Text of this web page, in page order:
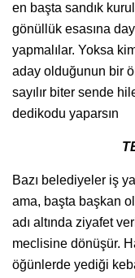
en başta sandık
gönüllük esasına
yapmalılar. Yoksa
aday olduğunun bir
sayılır biter sende
dedikodu yaparsın
Bazı belediyeler iş
ama, başta başkan
adı altında ziyafet
meclisine dönüşür.
öğünlerde yediği